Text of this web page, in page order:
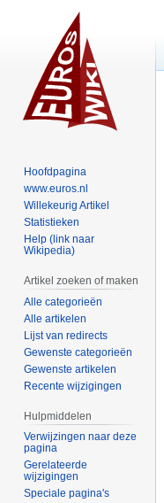
Hoofdpagina
www.euros.nl
Willekeurig Artikel
Statistieken
Help (link naar
Wikipedia)
Artikel zoeken of maken
Alle categorieën
Alle artikelen
Lijst van redirects
Gewenste categorieën
Gewenste artikelen
Recente wijzigingen
Hulpmiddelen
Verwijzingen naar deze
pagina
Gerelateerde
wijzigingen
Speciale pagina's